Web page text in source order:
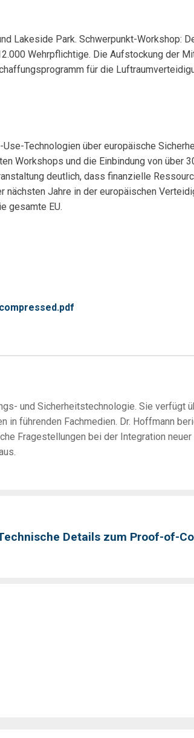
Lakeside Park. Schwerpunkt-Workshop:
Wehrpflichtige. Die Aufstockung der
für die
Technologien über europäische
Workshops und die Einbindung von über
deutlich, dass finanzielle
Jahre in der europäischen
gesamte EU.
und Sicherheitstechnologie. Sie verfügt
führenden Fachmedien. Dr. Hoffmann
Fragestellungen bei der Integration
Details zum Proof-of-